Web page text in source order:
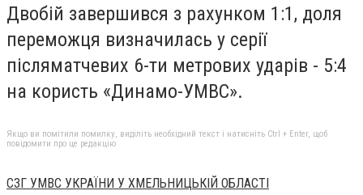
Двобій завершився з рахунком 1:1, доля
переможця визначилась у серії
післяматчевих 6-ти метрових ударів - 5:4
на користь «Динамо-УМВС».
Якщо ви помітили помилку, виділіть необхідний текст і натисніть Ctrl + Enter, щоб
повідомити про це редакцію
СЗГ УМВС УКРАЇНИ У ХМЕЛЬНИЦЬКІЙ ОБЛАСТІ